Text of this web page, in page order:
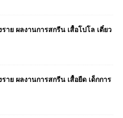
ราย ผลงานการสกรีน เสื้อโปโล เตี๋ยว
ราย ผลงานการสกรีน เสื้อยืด เด็กการ